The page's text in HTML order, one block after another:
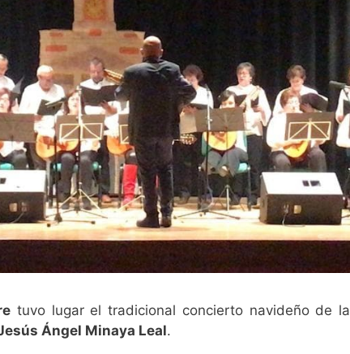
tuvo lugar el tradicional concierto navideño de
Ángel Minaya Leal.